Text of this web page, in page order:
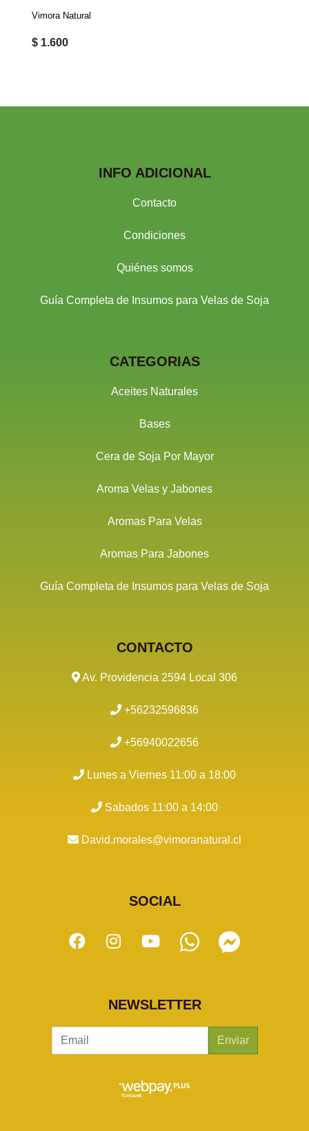
Vimora Natural
$ 1.600
INFO ADICIONAL
Contacto
Condiciones
Quiénes somos
Guía Completa de Insumos para Velas de Soja
CATEGORIAS
Aceites Naturales
Bases
Cera de Soja Por Mayor
Aroma Velas y Jabones
Aromas Para Velas
Aromas Para Jabones
Guía Completa de Insumos para Velas de Soja
CONTACTO
Av. Providencia 2594 Local 306
+56232596836
+56940022656
Lunes a Viernes 11:00 a 18:00
Sabados 11:00 a 14:00
David.morales@vimoranatural.cl
SOCIAL
NEWSLETTER
Enviar